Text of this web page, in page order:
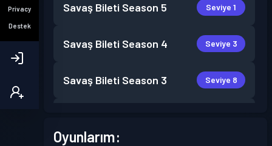
Privacy
Destek
Savaş Bileti Season 5 Seviye 1
Savaş Bileti Season 4 Seviye 3
Savaş Bileti Season 3 Seviye 8
Oyunlarım: